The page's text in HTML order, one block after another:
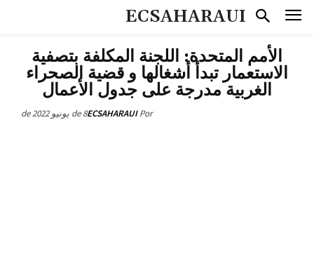
ECSAHARAUI
الأمم المتحدة: اللجنة المكلفة بتصفية
الاستعمار تبدأ أشغالها و قضية الصحراء
الغربية مدرجة على جدول الأعمال
Por
ECSAHARAUI8 de يونيو de 2022